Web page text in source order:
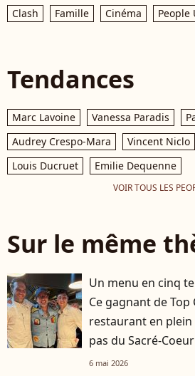
Clash Famille Cinéma People
Tendances
Marc Lavoine Vanessa Paradis
Audrey Crespo-Mara
Vincent Niclo
Louis Ducruet
Emilie Dequenne
VOIR TOUS LES
Sur le même
Un menu en cinq
Ce gagnant de
restaurant en
pas du Sacré-Coeur
6 mai 2026